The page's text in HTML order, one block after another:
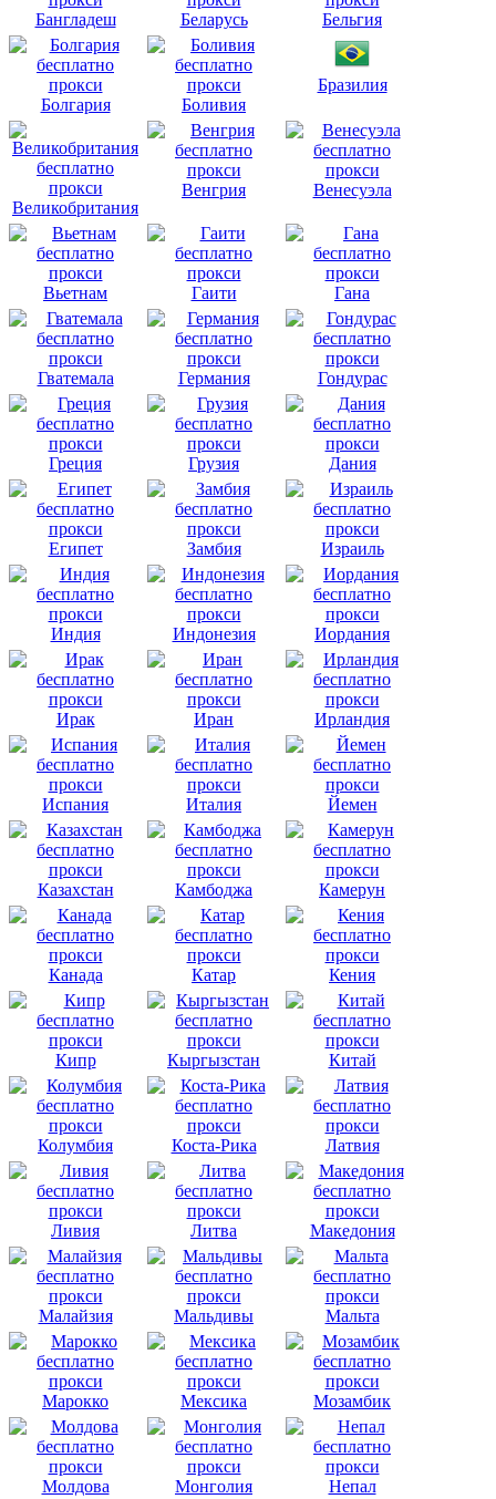
Бангладеш Беларусь Бельгия
Болгария Боливия
Бразилия
Великобритания
Венгрия Венесуэла
Вьетнам Гаити Гана
Гватемала Германия Гондурас
Греция Грузия Дания
Египет Замбия Израиль
Индия Индонезия Иордания
Ирак Иран Ирландия
Испания Италия Йемен
Казахстан Камбоджа Камерун
Канада Катар Кения
Кипр Кыргызстан Китай
Колумбия Коста-Рика Латвия
Ливия Литва Македония
Малайзия Мальдивы Мальта
Марокко Мексика Мозамбик
Молдова Монголия Непал